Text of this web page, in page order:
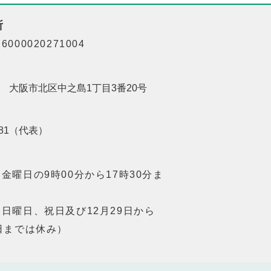
6000020271004
大阪市北区中之島1丁目3番20号
（代表）
金曜日の9時00分から17時30分ま
日曜日、祝日及び12月29日から
では休み）